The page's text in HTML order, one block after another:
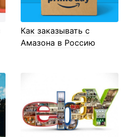
Как заказывать с
Амазона в Россию